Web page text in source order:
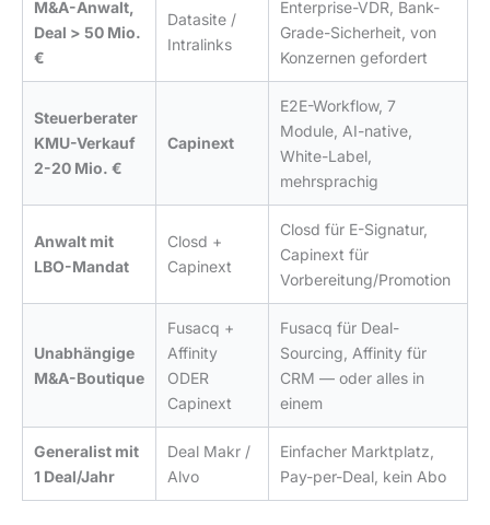
M&A-Anwalt,
Deal > 50 Mio.
€
Datasite /
Intralinks
Enterprise-VDR, Bank-
Grade-Sicherheit, von
Konzernen gefordert
Steuerberater
KMU-Verkauf
2-20 Mio. €
Capinext
E2E-Workflow, 7
Module, AI-native,
White-Label,
mehrsprachig
Anwalt mit
LBO-Mandat
Closd +
Capinext
Closd für E-Signatur,
Capinext für
Vorbereitung/Promotion
Unabhängige
M&A-Boutique
Fusacq +
Affinity
ODER
Capinext
Fusacq für Deal-
Sourcing, Affinity für
CRM — oder alles in
einem
Generalist mit
1 Deal/Jahr
Deal Makr /
Alvo
Einfacher Marktplatz,
Pay-per-Deal, kein Abo